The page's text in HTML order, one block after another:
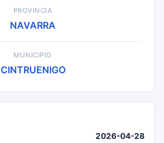
PROVINCIA
NAVARRA
MUNICIPIO
CINTRUENIGO
2026-04-28